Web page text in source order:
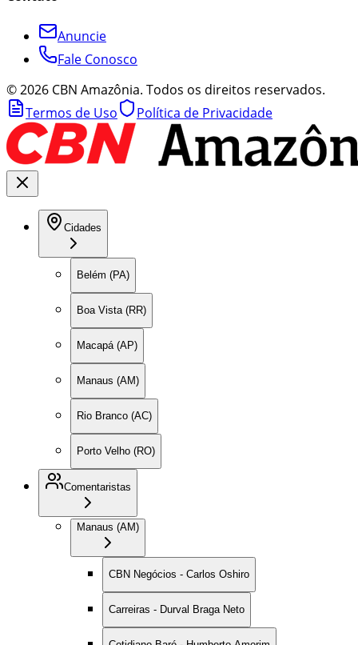
Anuncie
Fale Conosco
©2026 CBN Amazônia. Todos os direitos reservados.
Termos de Uso
Política de Privacidade
Cidades
Belém (PA)
Boa Vista (RR)
Macapá (AP)
Manaus (AM)
Rio Branco (AC)
Porto Velho (RO)
Comentaristas
Manaus (AM)
CBN Negócios - Carlos Oshiro
Carreiras - Durval Braga Neto